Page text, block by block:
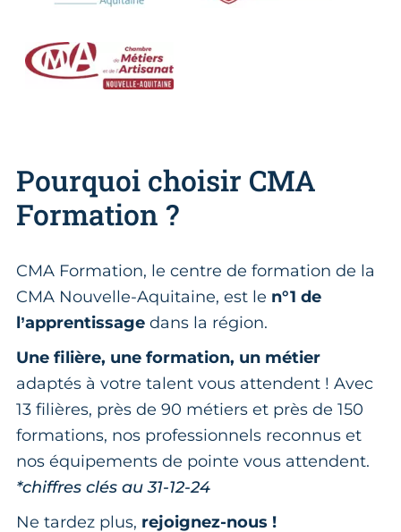
Pourquoi choisir CMA
Formation ?
CMA Formation, le centre de formation de la
CMA Nouvelle-Aquitaine, est le n°1 de
l’apprentissage dans la région.
Une filière, une formation, un métier
adaptés à votre talent vous attendent ! Avec
13 filières, près de 90 métiers et près de 150
formations, nos professionnels reconnus et
nos équipements de pointe vous attendent.
*chiffres clés au 31-12-24
Ne tardez plus, rejoignez-nous !